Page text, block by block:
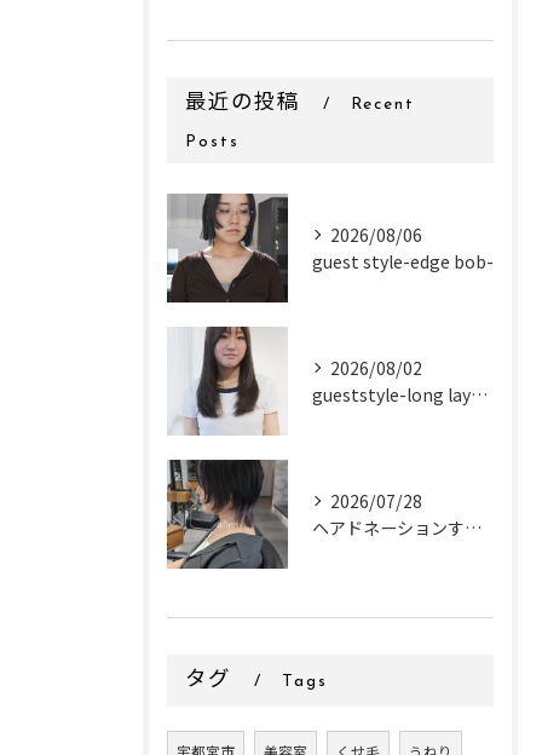
最近の投稿 Recent
Posts
2026/08/06
guest style-edge bob-
2026/08/02
gueststyle-long layer-
2026/07/28
ヘアドネーションするお客様✂
タグ Tags